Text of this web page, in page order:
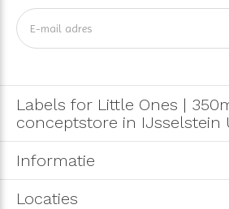
Labels for Little Ones |
conceptstore in IJsselstein
Informatie
Locaties